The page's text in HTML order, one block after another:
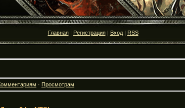
Главная| Регистрация| Вход| RSS
· Просмотрам